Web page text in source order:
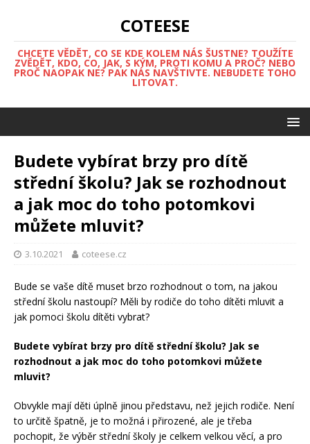
COTEESE
CHCETE VĚDĚT, CO SE KDE KOLEM NÁS ŠUSTNE? TOUŽÍTE
ZVĚDĚT, KDO, CO, JAK, S KÝM, PROTI KOMU A PROČ? NEBO
PROČ NAOPAK NE? PAK NÁS NAVŠTIVTE. NEBUDETE TOHO
LITOVAT.
Budete vybírat brzy pro dítě
střední školu? Jak se rozhodnout
a jak moc do toho potomkovi
můžete mluvit?
3.10.2021 coteese.cz
Bude se vaše dítě muset brzo rozhodnout o tom, na jakou
střední školu nastoupí? Měli by rodiče do toho dítěti mluvit a
jak pomoci školu dítěti vybrat?
Budete vybírat brzy pro dítě střední školu? Jak se
rozhodnout a jak moc do toho potomkovi můžete
mluvit?
Obvykle mají děti úplně jinou představu, než jejich rodiče. Není
to určitě špatně, je to možná i přirozené, ale je třeba
pochopit, že výběr střední školy je celkem velkou věcí, a pro